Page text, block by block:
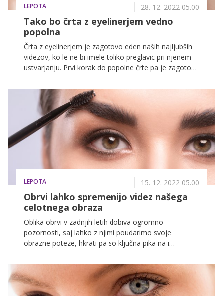
LEPOTA 28. 12. 2022 05.00
Tako bo črta z eyelinerjem vedno
popolna
Črta z eyelinerjem je zagotovo eden naših najljubših
videzov, ko le ne bi imele toliko preglavic pri njenem
ustvarjanju. Prvi korak do popolne črte pa je zagotovo
svinčnikom, gelom in tekočim eyelinerjem, in če ste
začetnice, je najbolje, da preizkusite vse tri, da
ugotovite, s katerim je nanašanje najlažje.
LEPOTA 15. 12. 2022 05.00
Obrvi lahko spremenijo videz našega
celotnega obraza
Oblika obrvi v zadnjih letih dobiva ogromno
pozornosti, saj lahko z njimi poudarimo svoje
obrazne poteze, hkrati pa so ključna pika na i
zanemarjale, se je to zdaj zagotovo spremenilo, saj
njihovo oblikovanje danes vse pogosteje prepustimo
rokam strokovnjakov.